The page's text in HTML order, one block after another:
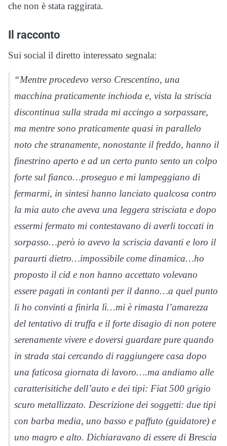
che non è stata raggirata.
Il racconto
Sui social il diretto interessato segnala:
“Mentre procedevo verso Crescentino, una
macchina praticamente inchioda e, vista la striscia
discontinua sulla strada mi accingo a sorpassare,
ma mentre sono praticamente quasi in parallelo
noto che stranamente, nonostante il freddo, hanno il
finestrino aperto e ad un certo punto sento un colpo
forte sul fianco…proseguo e mi lampeggiano di
fermarmi, in sintesi hanno lanciato qualcosa contro
la mia auto che aveva una leggera strisciata e dopo
essermi fermato mi contestavano di averli toccati in
sorpasso…però io avevo la scriscia davanti e loro il
paraurti dietro…impossibile come dinamica…ho
proposto il cid e non hanno accettato volevano
essere pagati in contanti per il danno…a quel punto
li ho convinti a finirla lì…mi è rimasta l’amarezza
del tentativo di truffa e il forte disagio di non potere
serenamente vivere e doversi guardare pure quando
in strada stai cercando di raggiungere casa dopo
una faticosa giornata di lavoro….ma andiamo alle
caratterisitiche dell’auto e dei tipi: Fiat 500 grigio
scuro metallizzato. Descrizione dei soggetti: due tipi
con barba media, uno basso e paffuto (guidatore) e
uno magro e alto. Dichiaravano di essere di Brescia